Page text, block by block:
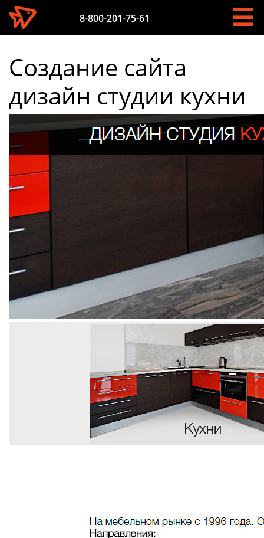
8-800-201-75-61
Создание сайта
дизайн студии кухни